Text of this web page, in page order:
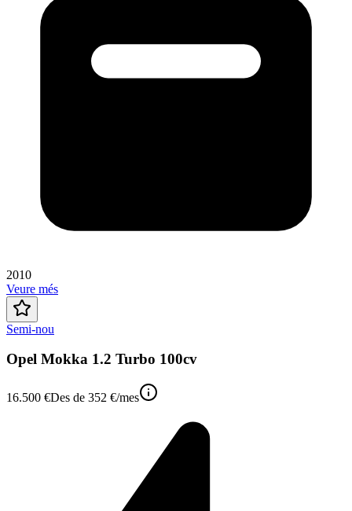
2010
Veure més
Semi-nou
Opel Mokka 1.2 Turbo 100cv
16.500 €Des de 352 €/mes